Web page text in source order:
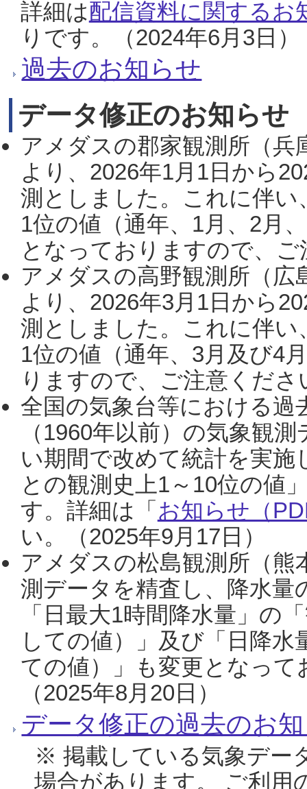
詳細は配信資料に関するお
りです。（2024年6月3日）
過去のお知らせ
データ修正のお知らせ
アメダスの郡家観測所（
より、2026年1月1日から
測としました。これに伴い
1位の値（通年、1月、2月
となっておりますので、
アメダスの高野観測所（
より、2026年3月1日から
測としました。これに伴い
1位の値（通年、3月及び4
りますので、ご注意くだ
全国の気象台等における過
（1960年以前）の気象観
い期間で改めて統計を実
との観測史上1～10位の値
す。詳細は「 お知らせ（
い。（2025年9月17日）
アメダスの松島観測所（熊
測データを精査し、降水
「日最大1時間降水量」の
しての値）」及び「日降
ての値）」も変更となっ
（2025年8月20日）
データ修正の過去のお
※ 掲載している気象デー
場合があります。 ご利用